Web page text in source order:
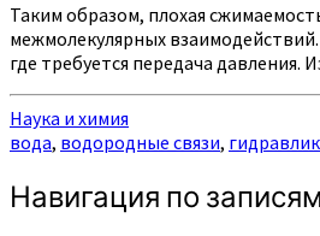
Таким образом, плохая
межмолекулярных
где требуется передача
Наука и химия
вода, водородные связи,
Навигация по